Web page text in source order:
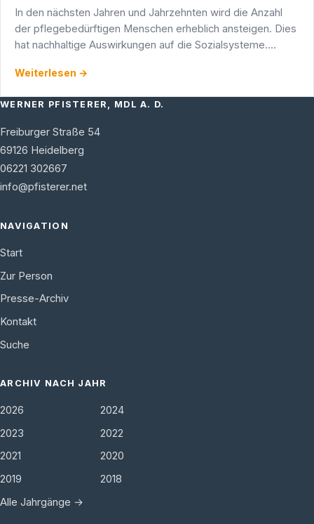
In den nächsten Jahren und Jahrzehnten wird die Anzahl
der pflegebedürftigen Menschen erheblich ansteigen. Dies
hat nachhaltige Auswirkungen auf die Sozialsysteme.
und …
Weiterlesen →
WERNER PFISTERER, MDL A. D.
Freiburger Straße 54
69126 Heidelberg
06221 302667
info@pfisterer.net
NAVIGATION
Start
Zur Person
Presse-Archiv
Kontakt
Suche
ARCHIV NACH JAHR
2026
2024
2023
2022
2021
2020
2019
2018
Alle Jahrgänge →